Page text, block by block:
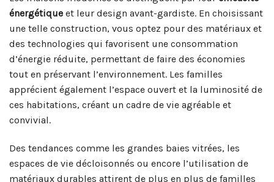
énergétique et leur design avant-gardiste. En choisissant
une telle construction, vous optez pour des matériaux et
des technologies qui favorisent une consommation
d’énergie réduite, permettant de faire des économies
tout en préservant l’environnement. Les familles
apprécient également l’espace ouvert et la luminosité de
ces habitations, créant un cadre de vie agréable et
convivial.
Des tendances comme les grandes baies vitrées, les
espaces de vie décloisonnés ou encore l’utilisation de
matériaux durables attirent de plus en plus de familles